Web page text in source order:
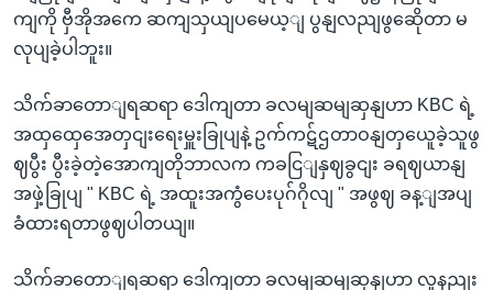
ကျကို ဗှီအိုအကေ ဆကျသှယျပမေယ့ျ ပွနျလညျဖွဆေိုတာ မ
လုပျခဲ့ပါဘူး။
သိက်ခာတောျရဆရာ ဒေါကျတာ ခလမျဆမျဆှနျဟာ KBC ရဲ့
အထှထှေအေတှငျးရေးမှူးခြုပျနဲ့ ဥက်ကဋ်ဌတာဝနျတှယေူခဲ့သူဖွ
ဈပွီး ပွီးခဲ့တဲ့အောကျတိုဘာလက ကခငြျနှဈခွငျး ခရဈယာနျ
အဖှဲ့ခြုပျ " KBC ရဲ့ အထူးအကွံပေးပုဂ်ဂိုလျ " အဖွဈ ခန့ျအပျ
ခံထားရတာဖွဈပါတယျ။
သိက်ခာတောျရဆရာ ဒေါကျတာ ခလမျဆမျဆှနျဟာ လူနညျး